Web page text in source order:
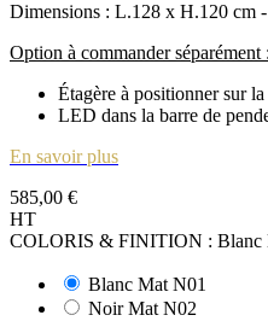
Dimensions : L.128 x H.120 cm
Option à commander séparément :
Étagère à positionner sur
LED dans la barre de
En savoir plus
585,00 €
HT
COLORIS & FINITION : Blanc
Blanc Mat N01
Noir Mat N02